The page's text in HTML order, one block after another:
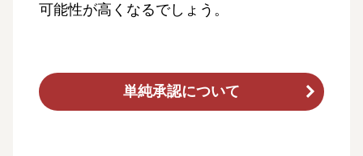
可能性が高くなるでしょう。
単純承認について